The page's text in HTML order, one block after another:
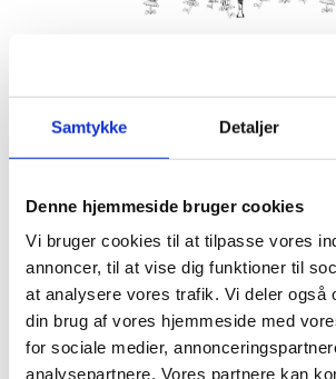
Samtykke Detaljer
Denne hjemmeside bruger cookies
Vi bruger cookies til at tilpasse vores
annoncer, til at vise dig funktioner til
at analysere vores trafik. Vi deler også
din brug af vores hjemmeside med
for sociale medier,
analysepartnere. Vores partnere kan
Kom med morgenhår og tag din nabo
Husk din yogamåtte.
Hvis det er dårligt vejr, er vi indendørs på
Hornbækhus.
Info
Tilmelding